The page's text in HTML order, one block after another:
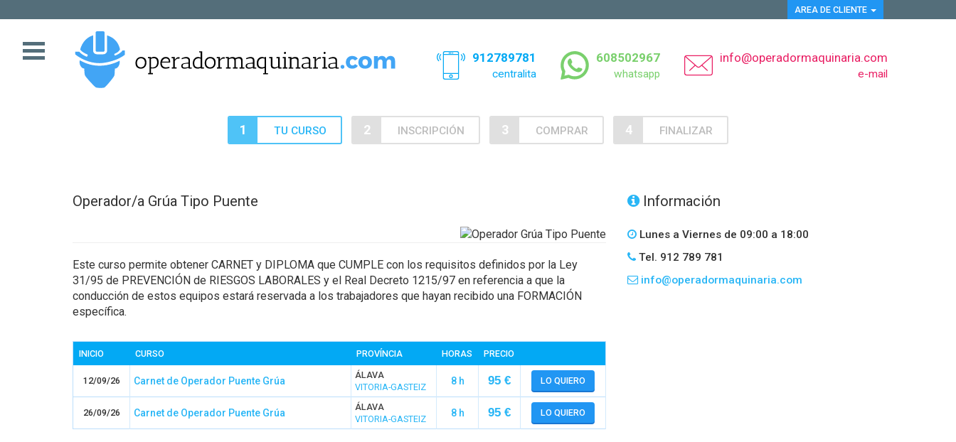
AREA DE CLIENTE
Menú
Navegación
912789781
centralita
608502967
whatsapp
info@operadormaquinaria.com
e-mail
1 TU CURSO 2 INSCRIPCIÓN 3 COMPRAR 4 FINALIZAR
Operador/a Grúa Tipo Puente
Este curso permite obtener CARNET y DIPLOMA que CUMPLE con los requisitos definidos por la Ley
31/95 de PREVENCIÓN de RIESGOS LABORALES y el Real Decreto 1215/97 en referencia a que la
conducción de estos equipos estará reservada a los trabajadores que hayan recibido una FORMACIÓN
específica.
INICIO CURSO PROVÍNCIA HORAS PRECIO
12/09/26 Carnet de Operador Puente Grúa
ÁLAVA
VITORIA-GASTEIZ
8 h 95 € LO QUIERO
26/09/26 Carnet de Operador Puente Grúa
ÁLAVA
VITORIA-GASTEIZ
8 h 95 € LO QUIERO
Información
Lunes a Viernes de 09:00 a 18:00
Tel. 912 789 781
info@operadormaquinaria.com